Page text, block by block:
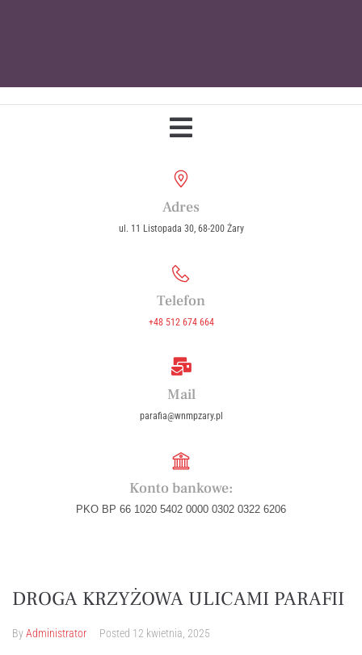
Adres
ul. 11 Listopada 30, 68-200 Żary
Telefon
+48 512 674 664
Mail
parafia@wnmpzary.pl
Konto bankowe:
PKO BP 66 1020 5402 0000 0302 0322 6206
DROGA KRZYŻOWA ULICAMI PARAFII
ByAdministrator Posted 12 kwietnia, 2025